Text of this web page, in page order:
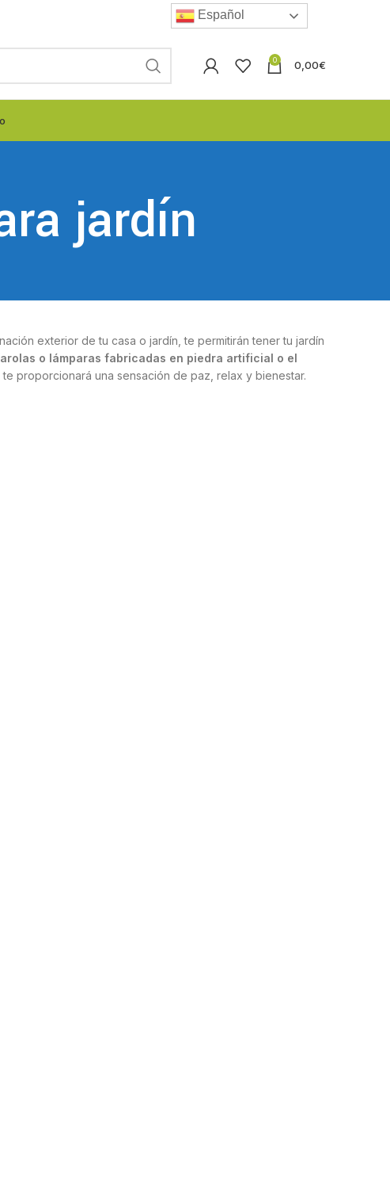
Español
0 0,00€
jardín
exterior de tu casa o jardín, te permitirán tener tu jardín
o lámparas fabricadas en piedra artificial o el
proporcionará una sensación de paz, relax y bienestar.